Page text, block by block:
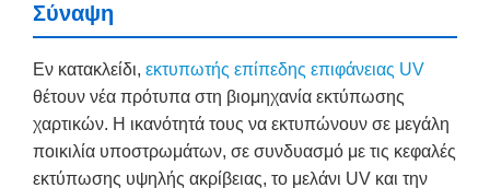
Σύναψη
Εν κατακλείδι, εκτυπωτής επίπεδης επιφάνειας UV
θέτουν νέα πρότυπα στη βιομηχανία εκτύπωσης
χαρτικών. Η ικανότητά τους να εκτυπώνουν σε μεγάλη
ποικιλία υποστρωμάτων, σε συνδυασμό με τις κεφαλές
εκτύπωσης υψηλής ακρίβειας, το μελάνι UV και την